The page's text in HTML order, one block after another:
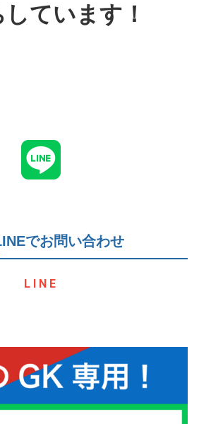
ています！
でお問い合わせ
LINE